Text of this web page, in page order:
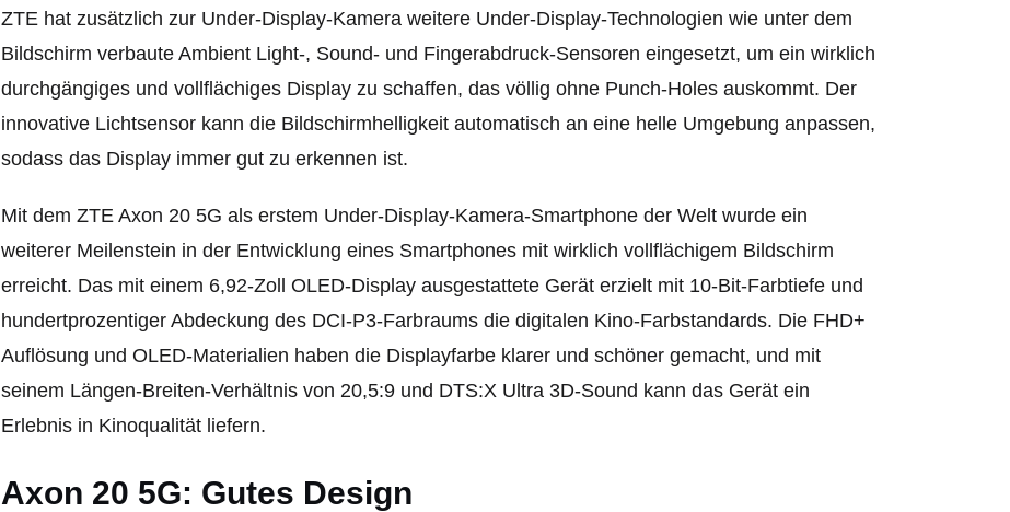
ZTE hat zusätzlich zur Under-Display-Kamera weitere Under-Display-Technologien wie unter dem
Bildschirm verbaute Ambient Light-, Sound- und Fingerabdruck-Sensoren eingesetzt, um ein wirklich
durchgängiges und vollflächiges Display zu schaffen, das völlig ohne Punch-Holes auskommt. Der
innovative Lichtsensor kann die Bildschirmhelligkeit automatisch an eine helle Umgebung anpassen,
sodass das Display immer gut zu erkennen ist.
Mit dem ZTE Axon 20 5G als erstem Under-Display-Kamera-Smartphone der Welt wurde ein
weiterer Meilenstein in der Entwicklung eines Smartphones mit wirklich vollflächigem Bildschirm
erreicht. Das mit einem 6,92-Zoll OLED-Display ausgestattete Gerät erzielt mit 10-Bit-Farbtiefe und
hundertprozentiger Abdeckung des DCI-P3-Farbraums die digitalen Kino-Farbstandards. Die FHD+
Auflösung und OLED-Materialien haben die Displayfarbe klarer und schöner gemacht, und mit
seinem Längen-Breiten-Verhältnis von 20,5:9 und DTS:X Ultra 3D-Sound kann das Gerät ein
Erlebnis in Kinoqualität liefern.
Axon 20 5G: Gutes Design